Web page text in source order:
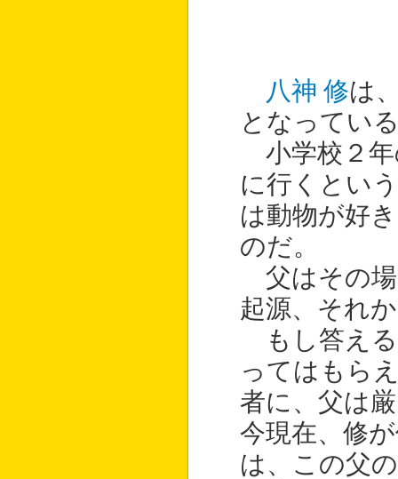
八神 修は
となってい
小学校２年
に行くとい
は動物が好
のだ。
父はその場
起源、それ
もし答える
ってはもら
者に、父は
今現在、修
は、この父